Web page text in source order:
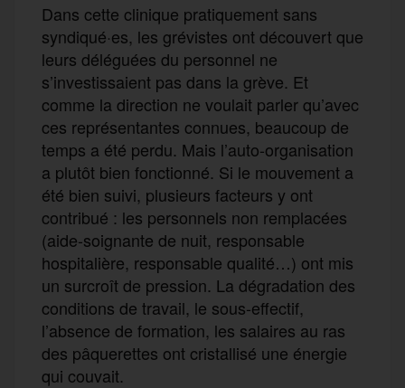
Dans cette clinique pratiquement sans
syndiqué·es, les grévistes ont découvert que
leurs déléguées du personnel ne
s’investissaient pas dans la grève. Et
comme la direction ne voulait parler qu’avec
ces représentantes connues, beaucoup de
temps a été perdu. Mais l’auto-organisation
a plutôt bien fonctionné. Si le mouvement a
été bien suivi, plusieurs facteurs y ont
contribué : les personnels non remplacées
(aide-soignante de nuit, responsable
hospitalière, responsable qualité…) ont mis
un surcroît de pression. La dégradation des
conditions de travail, le sous-effectif,
l’absence de formation, les salaires au ras
des pâquerettes ont cristallisé une énergie
qui couvait.